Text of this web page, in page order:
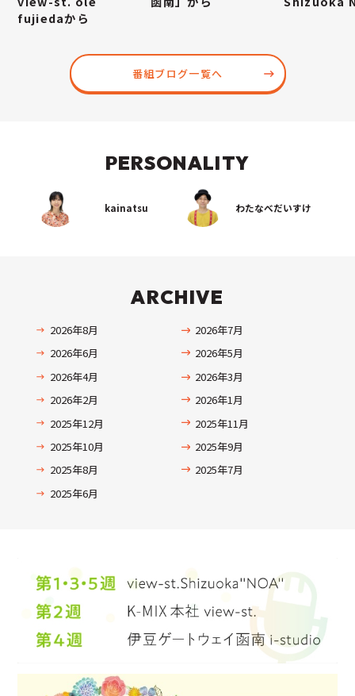
fujiedaから
番組ブログ一覧へ
PERSONALITY
kainatsu わたなべだいすけ
ARCHIVE
2026年8月
2026年7月
2026年6月
2026年5月
2026年4月
2026年3月
2026年2月
2026年1月
2025年12月
2025年11月
2025年10月
2025年9月
2025年8月
2025年7月
2025年6月